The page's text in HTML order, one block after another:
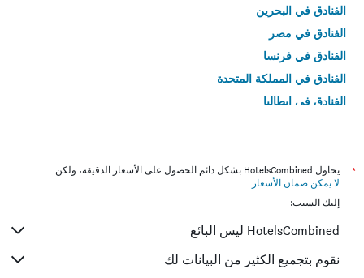
الفنادق في البحرين
الفنادق في مصر
الفنادق في فرنسا
الفنادق في المملكة المتحدة
الفنادق في إيطاليا
*
يحاول HotelsCombined بشكل دائم الحصول على الأسعار الدقيقة، ولكن
لا يمكن ضمان الأسعار .
إليك السبب:
HotelsCombined ليس البائع
نقوم بتجميع الكثير من البيانات لك